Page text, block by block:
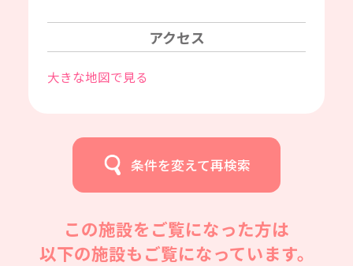
アクセス
大きな地図で見る
条件を変えて再検索
この施設をご覧になった方は
以下の施設もご覧になっています。